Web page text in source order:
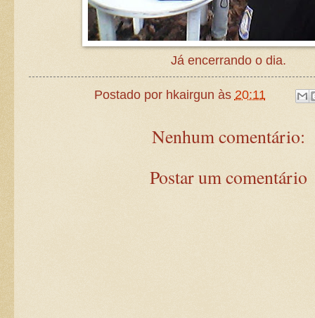
Já encerrando o dia.
Postado por hkairgun às 20:11
Nenhum comentário:
Postar um comentário